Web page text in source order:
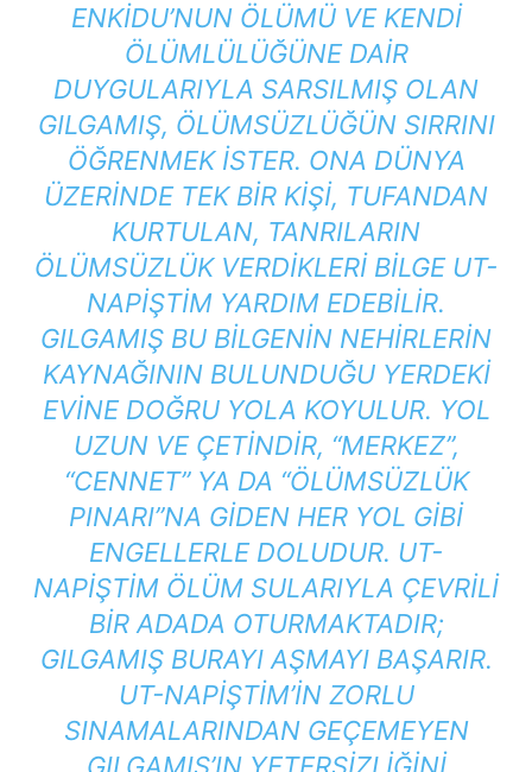
ENKIDU’NUN ÖLÜMÜ VE KENDI
ÖLÜMLÜLÜĞÜNE DAIR
DUYGULARIYLA SARSILMIŞ OLAN
GILGAMIŞ, ÖLÜMSÜZLÜĞÜN SIRRINI
ÖĞRENMEK ISTER. ONA DÜNYA
ÜZERINDE TEK BIR KIŞI, TUFANDAN
KURTULAN, TANRILARIN
ÖLÜMSÜZLÜK VERDIKLERI BILGE UT-
NAPIŞTIM YARDIM EDEBILIR.
GILGAMIŞ BU BILGENIN NEHIRLERIN
KAYNAĞININ BULUNDUĞU YERDEKI
EVINE DOĞRU YOLA KOYULUR. YOL
UZUN VE ÇETINDIR, “MERKEZ”,
“CENNET” YA DA “ÖLÜMSÜZLÜK
PINARI”NA GIDEN HER YOL GIBI
ENGELLERLE DOLUDUR. UT-
NAPIŞTIM ÖLÜM SULARIYLA ÇEVRILI
BIR ADADA OTURMAKTADIR;
GILGAMIŞ BURAYI AŞMAYI BAŞARIR.
UT-NAPIŞTIM’IN ZORLU
SINAMALARINDAN GEÇEMEYEN
GILGAMIŞ’IN YETERSIZLIĞINI